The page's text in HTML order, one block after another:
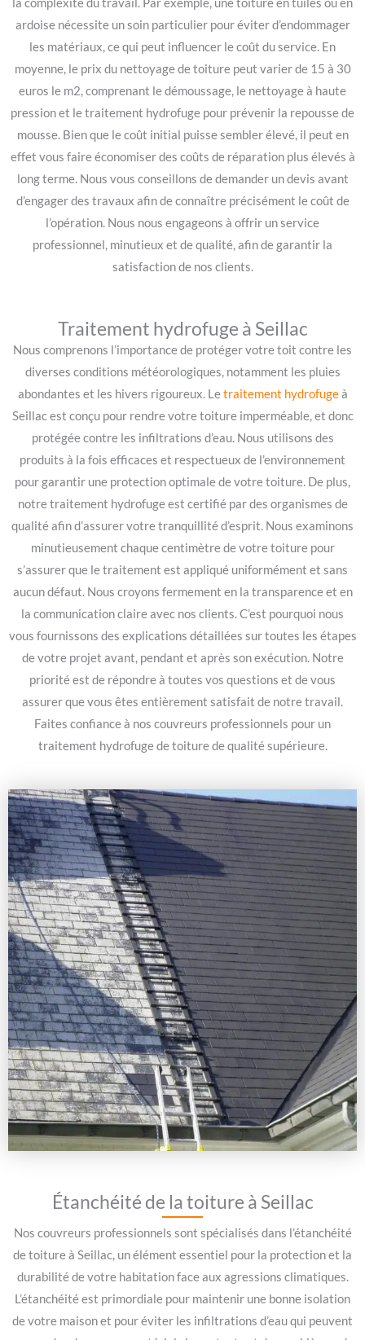
la complexité du travail. Par exemple, une toiture en tuiles ou en
ardoise nécessite un soin particulier pour éviter d’endommager
les matériaux, ce qui peut influencer le coût du service. En
moyenne, le prix du nettoyage de toiture peut varier de 15 à 30
euros le m2, comprenant le démoussage, le nettoyage à haute
pression et le traitement hydrofuge pour prévenir la repousse de
mousse. Bien que le coût initial puisse sembler élevé, il peut en
effet vous faire économiser des coûts de réparation plus élevés à
long terme. Nous vous conseillons de demander un devis avant
d’engager des travaux afin de connaître précisément le coût de
l’opération. Nous nous engageons à offrir un service
professionnel, minutieux et de qualité, afin de garantir la
satisfaction de nos clients.
Traitement hydrofuge à Seillac
Nous comprenons l’importance de protéger votre toit contre les
diverses conditions météorologiques, notamment les pluies
abondantes et les hivers rigoureux. Letraitement hydrofugeà
Seillac est conçu pour rendre votre toiture imperméable, et donc
protégée contre les infiltrations d’eau. Nous utilisons des
produits à la fois efficaces et respectueux de l’environnement
pour garantir une protection optimale de votre toiture. De plus,
notre traitement hydrofuge est certifié par des organismes de
qualité afin d’assurer votre tranquillité d’esprit. Nous examinons
minutieusement chaque centimètre de votre toiture pour
s’assurer que le traitement est appliqué uniformément et sans
aucun défaut. Nous croyons fermement en la transparence et en
la communication claire avec nos clients. C’est pourquoi nous
vous fournissons des explications détaillées sur toutes les étapes
de votre projet avant, pendant et après son exécution. Notre
priorité est de répondre à toutes vos questions et de vous
assurer que vous êtes entièrement satisfait de notre travail.
Faites confiance à nos couvreurs professionnels pour un
traitement hydrofuge de toiture de qualité supérieure.
Étanchéité de la toiture à Seillac
Nos couvreurs professionnels sont spécialisés dans l’étanchéité
de toiture à Seillac, un élément essentiel pour la protection et la
durabilité de votre habitation face aux agressions climatiques.
L’étanchéité est primordiale pour maintenir une bonne isolation
de votre maison et pour éviter les infiltrations d’eau qui peuvent